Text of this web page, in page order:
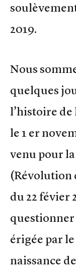
2019.
Nous
quelques
l’histoire
le 1 er
venu pour
(Révolution
du 22 févier
érigée par
naissance